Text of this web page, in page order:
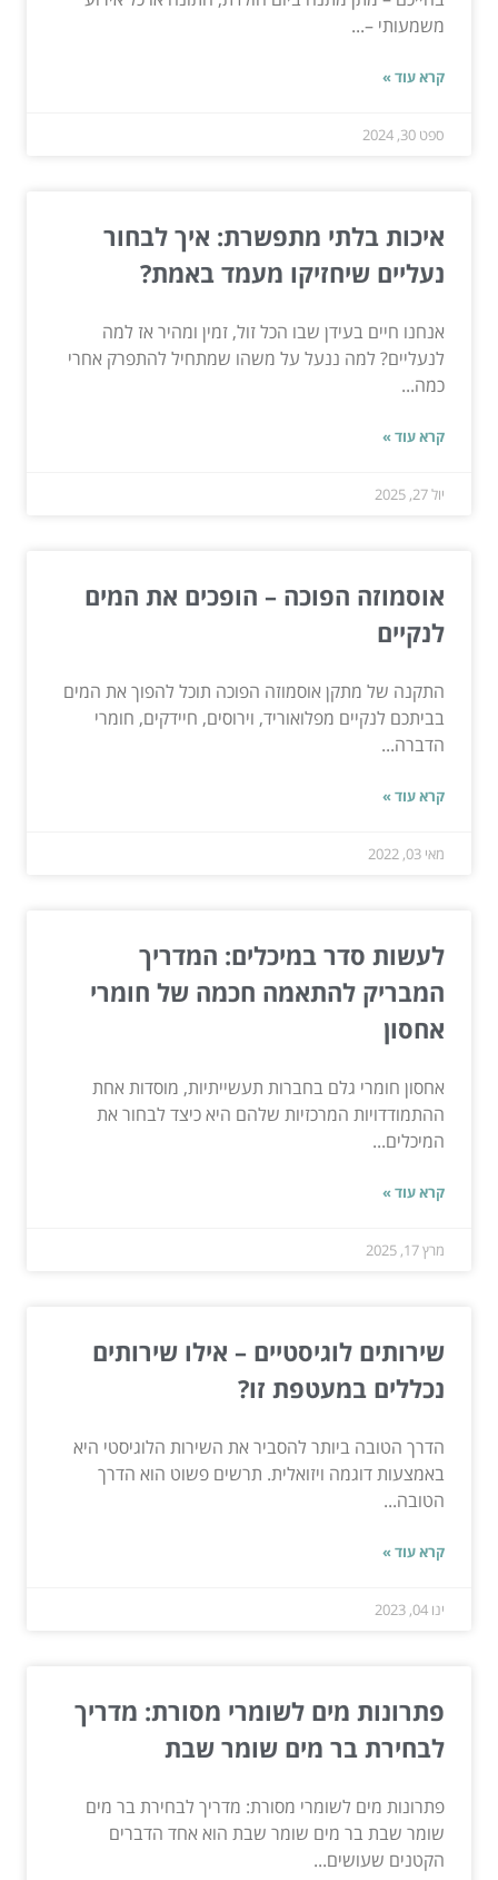
משמעותי –...
קרא עוד »
ספט 30, 2024
איכות בלתי מתפשרת: איך לבחור
נעליים שיחזיקו מעמד באמת?
אנחנו חיים בעידן שבו הכל זול, זמין ומהיר אז למה
לנעליים? למה ננעל על משהו שמתחיל להתפרק אחרי
כמה...
קרא עוד »
יול 27, 2025
אוסמוזה הפוכה – הופכים את המים
לנקיים
התקנה של מתקן אוסמוזה הפוכה תוכל להפוך את המים
בביתכם לנקיים מפלואוריד, וירוסים, חיידקים, חומרי
הדברה...
קרא עוד »
מאי 03, 2022
לעשות סדר במיכלים: המדריך
המבריק להתאמה חכמה של חומרי
אחסון
אחסון חומרי גלם בחברות תעשייתיות, מוסדות אחת
ההתמודדויות המרכזיות שלהם היא כיצד לבחור את
המיכלים...
קרא עוד »
מרץ 17, 2025
שירותים לוגיסטיים – אילו שירותים
נכללים במעטפת זו?
הדרך הטובה ביותר להסביר את השירות הלוגיסטי היא
באמצעות דוגמה ויזואלית. תרשים פשוט הוא הדרך
הטובה...
קרא עוד »
ינו 04, 2023
פתרונות מים לשומרי מסורת: מדריך
לבחירת בר מים שומר שבת
פתרונות מים לשומרי מסורת: מדריך לבחירת בר מים
שומר שבת בר מים שומר שבת הוא אחד הדברים
הקטנים שעושים...